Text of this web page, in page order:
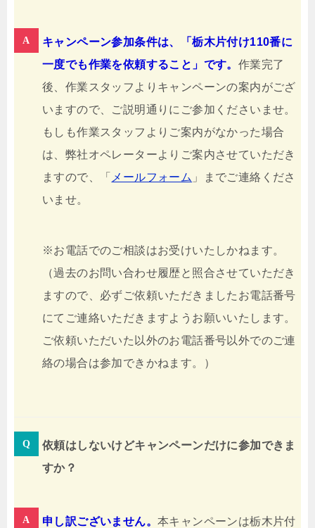
キャンペーン参加条件は、「栃木片付け110番に
一度でも作業を依頼すること」です。 作業完了
後、作業スタッフよりキャンペーンの案内がござ
いますので、ご説明通りにご参加くださいませ。
もしも作業スタッフよりご案内がなかった場合
は、弊社オペレーターよりご案内させていただき
ますので、「 メールフォーム 」までご連絡くださ
いませ。
※お電話でのご相談はお受けいたしかねます。
（過去のお問い合わせ履歴と照合させていただき
ますので、必ずご依頼いただきましたお電話番号
にてご連絡いただきますようお願いいたします。
ご依頼いただいた以外のお電話番号以外でのご連
絡の場合は参加できかねます。）
依頼はしないけどキャンペーンだけに参加できま
すか？
申し訳ございません。 本キャンペーンは栃木片付